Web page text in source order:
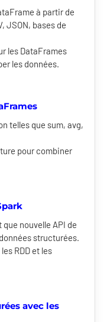
à partir de
JSON, bases de
les DataFrames
les données.
telles que sum, avg,
pour combiner
nouvelle API de
structurées.
RDD et les
avec les